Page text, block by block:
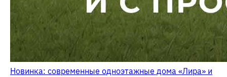
Новинка: современные одноэтажные дома «Лира» и